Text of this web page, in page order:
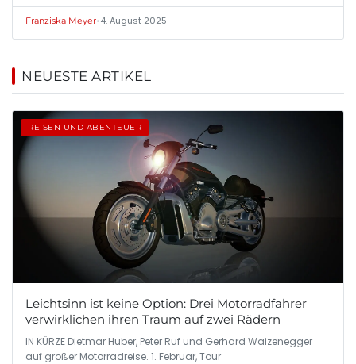
Franziska Meyer•4. August 2025
NEUESTE ARTIKEL
REISEN UND ABENTEUER
Leichtsinn ist keine Option: Drei Motorradfahrer
verwirklichen ihren Traum auf zwei Rädern
IN KÜRZE Dietmar Huber, Peter Ruf und Gerhard Waizenegger
auf großer Motorradreise. 1. Februar, Tour